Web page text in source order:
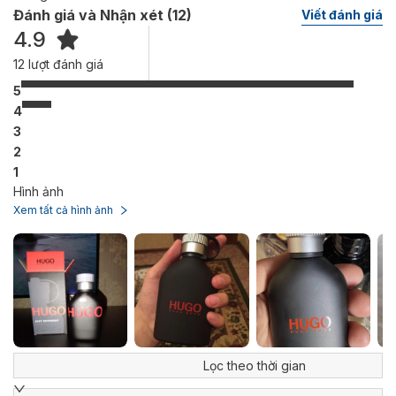
Đánh giá và Nhận xét (12) Viết đánh giá
4.9
12 lượt đánh giá
5
4
3
2
1
Hình ảnh
Xem tất cả hình ảnh
Lọc theo thời gian